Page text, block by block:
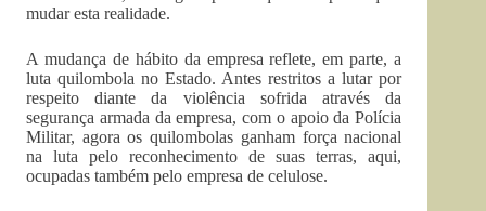
mudar esta realidade.
A mudança de hábito da empresa reflete, em parte, a
luta quilombola no Estado. Antes restritos a lutar por
respeito diante da violência sofrida através da
segurança armada da empresa, com o apoio da Polícia
Militar, agora os quilombolas ganham força nacional
na luta pelo reconhecimento de suas terras, aqui,
ocupadas também pelo empresa de celulose.